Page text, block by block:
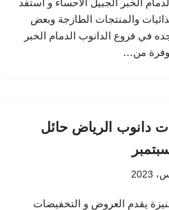
الخبر الجبيل الاحساء و استفد
والمنتجات الطازجة وبعض
في فروع الدانوب الدمام الخبر
من…
دانوب الرياض حائل
يقدم العروض و التخفيضات